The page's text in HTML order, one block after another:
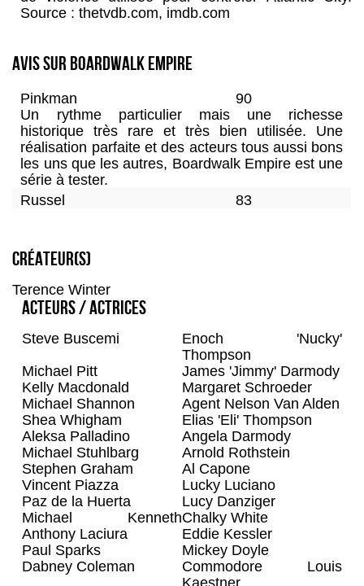
Source : thetvdb.com, imdb.com
Avis sur Boardwalk Empire
Pinkman
90
Un rythme particulier mais une richesse
historique très rare et très bien utilisée. Une
réalisation parfaite et des acteurs tous aussi bons
les uns que les autres, Boardwalk Empire est une
série à tester.
Russel
83
Lusitanie
Créateur(s)
Terence Winter
Acteurs / Actrices
Steve Buscemi
Enoch 'Nucky'
Thompson
Michael Pitt
James 'Jimmy' Darmody
Kelly Macdonald
Margaret Schroeder
Michael Shannon
Agent Nelson Van Alden
Shea Whigham
Elias 'Eli' Thompson
Aleksa Palladino
Angela Darmody
Michael Stuhlbarg
Arnold Rothstein
Stephen Graham
Al Capone
Vincent Piazza
Lucky Luciano
Paz de la Huerta
Lucy Danziger
Michael Kenneth
Williams
Chalky White
Anthony Laciura
Eddie Kessler
Paul Sparks
Mickey Doyle
Dabney Coleman
Commodore Louis